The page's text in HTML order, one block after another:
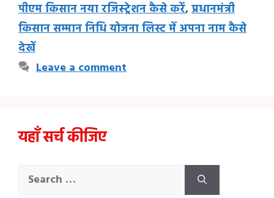
पीएम किसान नया रजिस्ट्रेशन कैसे करें,प्रधानमंत्री
किसान सम्मान निधि योजना लिस्ट में अपना नाम कैसे
देखें
Leave a comment
यहाँ सर्च कीजिए
Search